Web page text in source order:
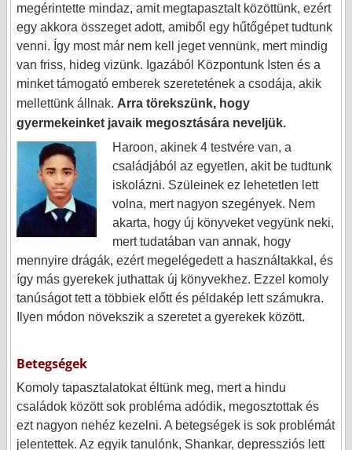
megérintette mindaz, amit megtapasztalt közöttünk, ezért
egy akkora összeget adott, amiből egy hűtőgépet tudtunk
venni. Így most már nem kell jeget vennünk, mert mindig
van friss, hideg vizünk. Igazából Központunk Isten és a
minket támogató emberek szeretetének a csodája, akik
mellettünk állnak. Arra törekszünk, hogy
gyermekeinket javaik megosztására neveljük.
Haroon, akinek 4 testvére van, a
családjából az egyetlen, akit be tudtunk
iskolázni. Szüleinek ez lehetetlen lett
volna, mert nagyon szegények. Nem
akarta, hogy új könyveket vegyünk neki,
mert tudatában van annak, hogy
mennyire drágák, ezért megelégedett a használtakkal, és
így más gyerekek juthattak új könyvekhez. Ezzel komoly
tanúságot tett a többiek előtt és példakép lett számukra.
Ilyen módon növekszik a szeretet a gyerekek között.
Betegségek
Komoly tapasztalatokat éltünk meg, mert a hindu
családok között sok probléma adódik, megosztottak és
ezt nagyon nehéz kezelni. A betegségek is sok problémát
jelentettek. Az egyik tanulónk, Shankar, depressziós lett